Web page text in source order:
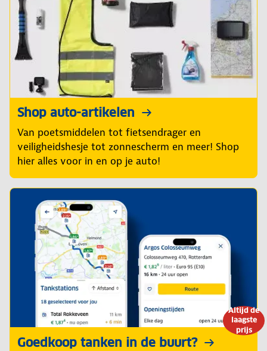
Shop auto-artikelen
Van poetsmiddelen tot fietsendrager en
veiligheidshesje tot zonnescherm en meer! Shop
hier alles voor in en op je auto!
Altijd de
laagste
prijs
Goedkoop tanken in de buurt?